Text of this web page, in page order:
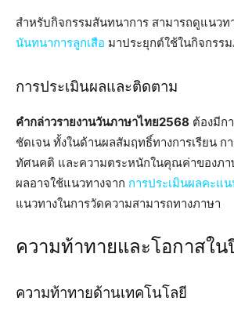
สำหรับกิจกรรมสันทนาการ สามารถดูแนวท
นันทนาการลูกเสือ มาประยุกต์ใช้ในกิจกรร
การประเมินผลและติดตาม
คำกล่าวรายงานวันภาษาไทย2568 ต้องมีก
ชัดเจน ทั้งในด้านผลสัมฤทธิ์ทางการเรียน ก
ทัศนคติ และความตระหนักในคุณค่าของภา
ผลอาจใช้แนวทางจาก การประเมินผลคะแ
แนวทางในการวัดความสามารถทางภาษา
ความท้าทายและโอกาสใน
ความท้าทายด้านเทคโนโลยี